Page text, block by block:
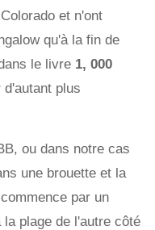
et n'ont
qu'à la fin de
le livre 1, 000
d'autant plus
ou dans notre cas
une brouette et la
par un
plage de l'autre côté